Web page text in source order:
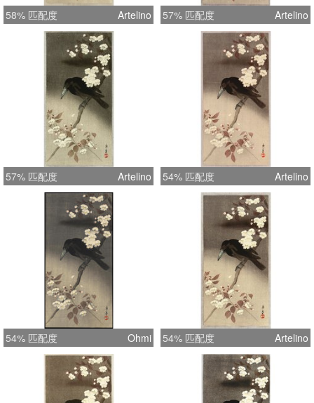
58% 匹配度 Artelino 57% 匹配度 Artelino
57% 匹配度 Artelino 54% 匹配度 Artelino
54% 匹配度 Ohmi 54% 匹配度 Artelino